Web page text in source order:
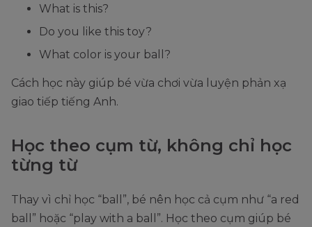
What is this?
Do you like this toy?
What color is your ball?
Cách học này giúp bé vừa chơi vừa luyện phản xạ
giao tiếp tiếng Anh.
Học theo cụm từ, không chỉ học
từng từ
Thay vì chỉ học “ball”, bé nên học cả cụm như “a red
ball” hoặc “play with a ball”. Học theo cụm giúp bé